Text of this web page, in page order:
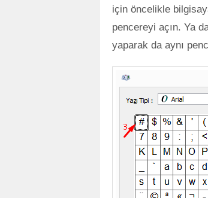
için öncelikle
pencereyi açın. Ya
yaparak da aynı